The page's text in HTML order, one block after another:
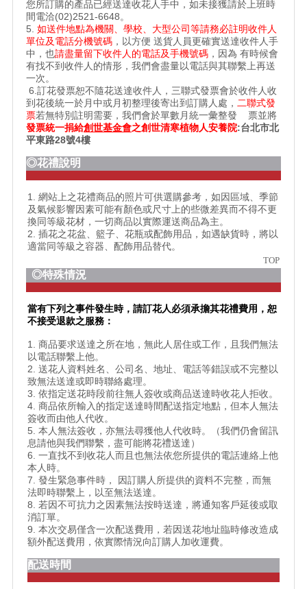
您所訂購的產品已經送達收花人手中，如未接獲請於上班時
間電洽(02)2521-6648。
5. 如送件地點為機關、學校、大型公司等請務必註明收件人
單位及電話分機號碼 ，以方便 送貨人員更確實送達收件人手
中，也請盡量留下收件人的電話及手機號碼 ，因為 有時候會
有找不到收件人的情形，我們會盡量以電話與其聯繫上再送
一次。
6.訂花發票恕不隨花送達收件人，三聯式發票會於收件人收
到花後統一於月中或月初整理後寄出到訂購人處， 二聯式發
票若無特別註明需要，我們會於單數月統一彙整發 票並將
發票統一捐給創世基金會之創世清寒植物人安養院:台北市北
平東路28號4樓
◎花禮說明
1. 網站上之花禮商品的照片可供選購參考，如因區域、季節
及氣候影響因素可能有顏色或尺寸上的些微差異而不得不更
換同等級花材，一切商品以實際運送商品為主。
2. 插花之花盆、籃子、花瓶或配飾用品，如遇缺貨時，將以
適當同等級之容器、配飾用品替代。
TOP
◎特殊情況
當有下列之事件發生時，請訂花人必須承擔其花禮費用，恕
不接受退款之服務：
1. 商品要求送達之所在地，無此人居住或工作，且我們無法
以電話聯繫上他。
2. 送花人資料姓名、公司名、地址、電話等錯誤或不完整以
致無法送達或即時聯絡處理。
3. 依指定送花時段前往無人簽收或商品送達時收花人拒收。
4. 商品依所輸入的指定送達時間配送指定地點，但本人無法
簽收而由他人代收。
5. 本人無法簽收，亦無法尋獲他人代收時。（我們仍會留訊
息請他與我們聯繫，盡可能將花禮送達）
6. 一直找不到收花人而且也無法依您所提供的電話連絡上他
本人時。
7. 發生緊急事件時， 因訂購人所提供的資料不完整，而無
法即時聯繫上，以至無法送達。
8. 若因不可抗力之因素無法按時送達，將通知客戶延後或取
消訂單。
9. 本次交易僅含一次配送費用，若因送花地址臨時修改造成
額外配送費用，依實際情況向訂購人加收運費。
配送時間